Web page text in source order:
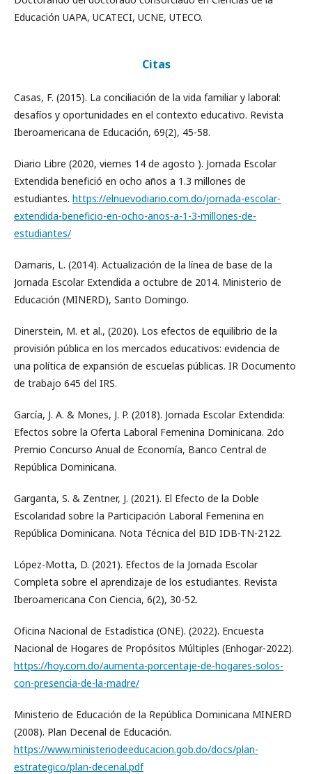
Educación UAPA, UCATECI, UCNE, UTECO.
Citas
Casas, F. (2015). La conciliación de la vida familiar y laboral:
desafíos y oportunidades en el contexto educativo. Revista
Iberoamericana de Educación, 69(2), 45-58.
Diario Libre (2020, viernes 14 de agosto ). Jornada Escolar
Extendida benefició en ocho años a 1.3 millones de
estudiantes. https://elnuevodiario.com.do/jornada-escolar-
extendida-beneficio-en-ocho-anos-a-1-3-millones-de-
estudiantes/
Damaris, L. (2014). Actualización de la línea de base de la
Jornada Escolar Extendida a octubre de 2014. Ministerio de
Educación (MINERD), Santo Domingo.
Dinerstein, M. et al., (2020). Los efectos de equilibrio de la
provisión pública en los mercados educativos: evidencia de
una política de expansión de escuelas públicas. IR Documento
de trabajo 645 del IRS.
García, J. A. & Mones, J. P. (2018). Jornada Escolar Extendida:
Efectos sobre la Oferta Laboral Femenina Dominicana. 2do
Premio Concurso Anual de Economía, Banco Central de
República Dominicana.
Garganta, S. & Zentner, J. (2021). El Efecto de la Doble
Escolaridad sobre la Participación Laboral Femenina en
República Dominicana. Nota Técnica del BID IDB-TN-2122.
López-Motta, D. (2021). Efectos de la Jornada Escolar
Completa sobre el aprendizaje de los estudiantes. Revista
Iberoamericana Con Ciencia, 6(2), 30-52.
Oficina Nacional de Estadística (ONE). (2022). Encuesta
Nacional de Hogares de Propósitos Múltiples (Enhogar-2022).
https://hoy.com.do/aumenta-porcentaje-de-hogares-solos-
con-presencia-de-la-madre/
Ministerio de Educación de la República Dominicana MINERD
(2008). Plan Decenal de Educación.
https://www.ministeriodeeducacion.gob.do/docs/plan-
estrategico/plan-decenal.pdf